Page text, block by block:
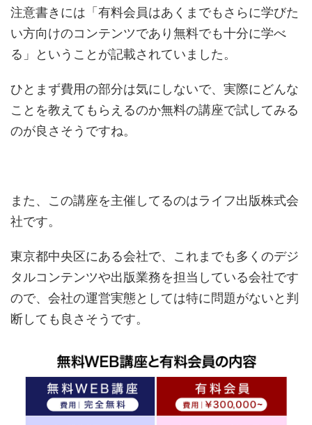
注意書きには「有料会員はあくまでもさらに学びた
い方向けのコンテンツであり無料でも十分に学べ
る」ということが記載されていました。
ひとまず費用の部分は気にしないで、実際にどんな
ことを教えてもらえるのか無料の講座で試してみる
のが良さそうですね。
また、この講座を主催してるのはライフ出版株式会
社です。
東京都中央区にある会社で、これまでも多くのデジ
タルコンテンツや出版業務を担当している会社です
ので、会社の運営実態としては特に問題がないと判
断しても良さそうです。